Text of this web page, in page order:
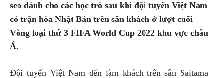
seo dành cho các học trò sau khi đội tuyển Việt Nam
có trận hòa Nhật Bản trên sân khách ở lượt cuối
Vòng loại thứ 3 FIFA World Cup 2022 khu vực châu
Á.
Đội tuyển Việt Nam đến làm khách trên sân Saitama